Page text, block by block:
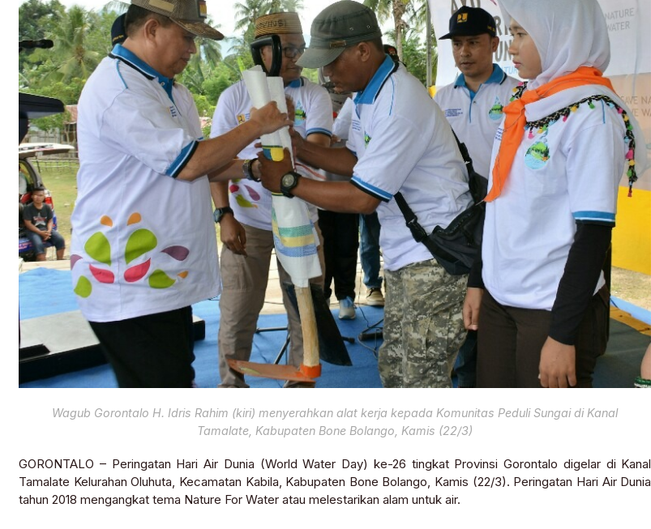
Wagub Gorontalo H. Idris Rahim (kiri) menyerahkan alat kerja kepada Komunitas Peduli Sungai di Kanal
Tamalate, Kabupaten Bone Bolango, Kamis (22/3)
GORONTALO – Peringatan Hari Air Dunia (World Water Day) ke-26 tingkat Provinsi Gorontalo digelar di Kanal
Tamalate Kelurahan Oluhuta, Kecamatan Kabila, Kabupaten Bone Bolango, Kamis (22/3). Peringatan Hari Air Dunia
tahun 2018 mengangkat tema Nature For Water atau melestarikan alam untuk air.